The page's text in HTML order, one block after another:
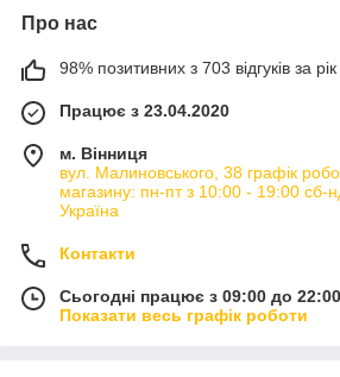
Про нас
98% позитивних з 703 відгуків за рік
Працює з 23.04.2020
м. Вінниця
вул. Малиновського, 38 графік
магазину: пн-пт з 10:00 - 19:00 сб-
Україна
Контакти
Сьогодні працює з 09:00 до 22:00
Показати весь графік роботи